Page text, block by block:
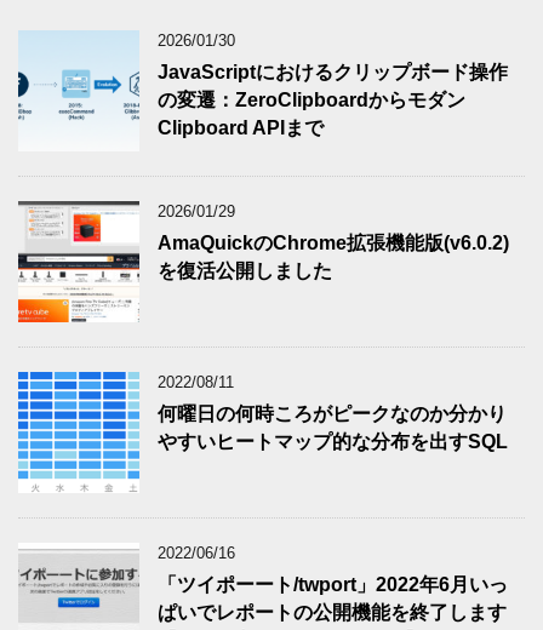
2026/01/30
JavaScriptにおけるクリップボード操作
の変遷：ZeroClipboardからモダン
Clipboard APIまで
2026/01/29
AmaQuickのChrome拡張機能版(v6.0.2)
を復活公開しました
2022/08/11
何曜日の何時ころがピークなのか分かり
やすいヒートマップ的な分布を出すSQL
2022/06/16
「ツイポーート/twport」2022年6月いっ
ぱいでレポートの公開機能を終了します